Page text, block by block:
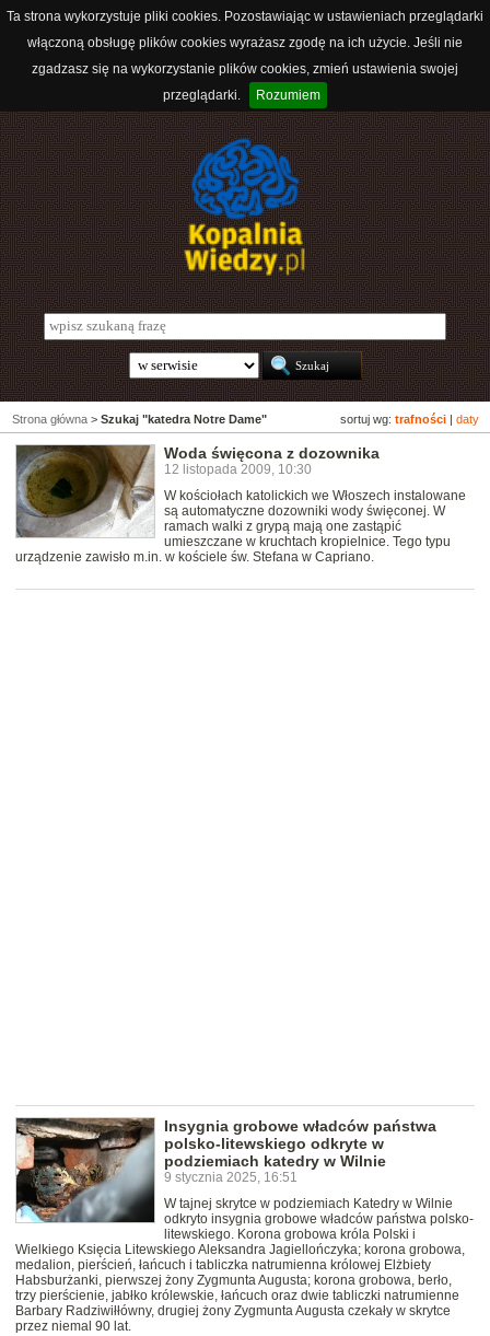
Ta strona wykorzystuje pliki cookies. Pozostawiając w ustawieniach przeglądarki
włączoną obsługę plików cookies wyrażasz zgodę na ich użycie. Jeśli nie
zgadzasz się na wykorzystanie plików cookies, zmień ustawienia swojej
przeglądarki.
Rozumiem
sortuj wg: trafności daty
Strona główna > Szukaj "katedra Notre Dame"
Woda święcona z dozownika
12 listopada 2009, 10:30
W kościołach katolickich we Włoszech instalowane
są automatyczne dozowniki wody święconej. W
ramach walki z grypą mają one zastąpić
umieszczane w kruchtach kropielnice. Tego typu
urządzenie zawisło m.in. w kościele św. Stefana w Capriano.
Insygnia grobowe władców państwa
polsko-litewskiego odkryte w
podziemiach katedry w Wilnie
9 stycznia 2025, 16:51
W tajnej skrytce w podziemiach Katedry w Wilnie
odkryto insygnia grobowe władców państwa polsko-
litewskiego. Korona grobowa króla Polski i
Wielkiego Księcia Litewskiego Aleksandra Jagiellończyka; korona grobowa,
medalion, pierścień, łańcuch i tabliczka natrumienna królowej Elżbiety
Habsburżanki, pierwszej żony Zygmunta Augusta; korona grobowa, berło,
trzy pierścienie, jabłko królewskie, łańcuch oraz dwie tabliczki natrumienne
Barbary Radziwiłłówny, drugiej żony Zygmunta Augusta czekały w skrytce
przez niemal 90 lat.